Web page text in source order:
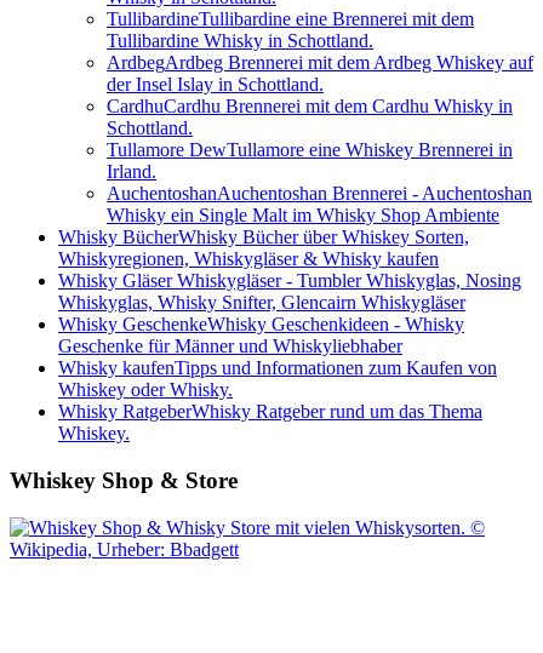
TullibardineTullibardine eine Brennerei mit dem
Tullibardine Whisky in Schottland.
ArdbegArdbeg Brennerei mit dem Ardbeg Whiskey auf
der Insel Islay in Schottland.
CardhuCardhu Brennerei mit dem Cardhu Whisky in
Schottland.
Tullamore DewTullamore eine Whiskey Brennerei in
Irland.
AuchentoshanAuchentoshan Brennerei - Auchentoshan
Whisky ein Single Malt im Whisky Shop Ambiente
Whisky BücherWhisky Bücher über Whiskey Sorten,
Whiskyregionen, Whiskygläser & Whisky kaufen
Whisky GläserWhiskygläser - Tumbler Whiskyglas, Nosing
Whiskyglas, Whisky Snifter, Glencairn Whiskygläser
Whisky GeschenkeWhisky Geschenkideen - Whisky
Geschenke für Männer und Whiskyliebhaber
Whisky kaufenTipps und Informationen zum Kaufen von
Whiskey oder Whisky.
Whisky RatgeberWhisky Ratgeber rund um das Thema
Whiskey.
Whiskey Shop & Store